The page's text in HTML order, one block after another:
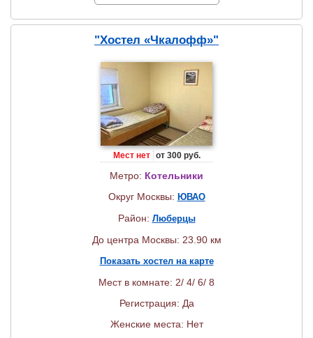
"Хостел «Чкалофф»"
Мест нет от 300 руб.
Метро: Котельники
Округ Москвы: ЮВАО
Район: Люберцы
До центра Москвы: 23.90 км
Показать хостел на карте
Мест в комнате: 2/ 4/ 6/ 8
Регистрация: Да
Женские места: Нет